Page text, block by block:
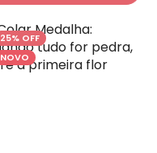
25% OFF
NOVO